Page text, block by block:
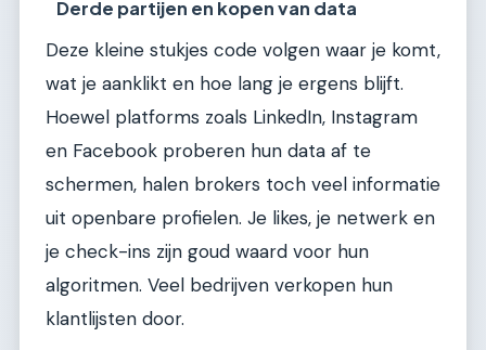
Derde partijen en kopen van data
Deze kleine stukjes code volgen waar je komt,
wat je aanklikt en hoe lang je ergens blijft.
Hoewel platforms zoals LinkedIn, Instagram
en Facebook proberen hun data af te
schermen, halen brokers toch veel informatie
uit openbare profielen. Je likes, je netwerk en
je check-ins zijn goud waard voor hun
algoritmen. Veel bedrijven verkopen hun
klantlijsten door.